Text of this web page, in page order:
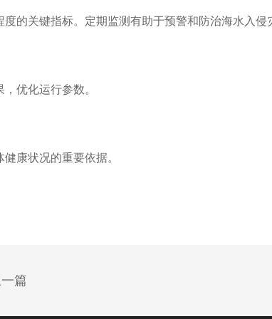
关键指标。定期监测有助于预警和防治海水入侵
优化运行参数。
康状况的重要依据。
篇